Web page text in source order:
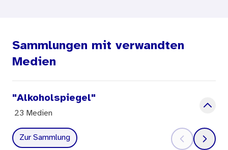
Sammlungen mit verwandten
Medien
"Alkoholspiegel"
23 Medien
Zur Sammlung